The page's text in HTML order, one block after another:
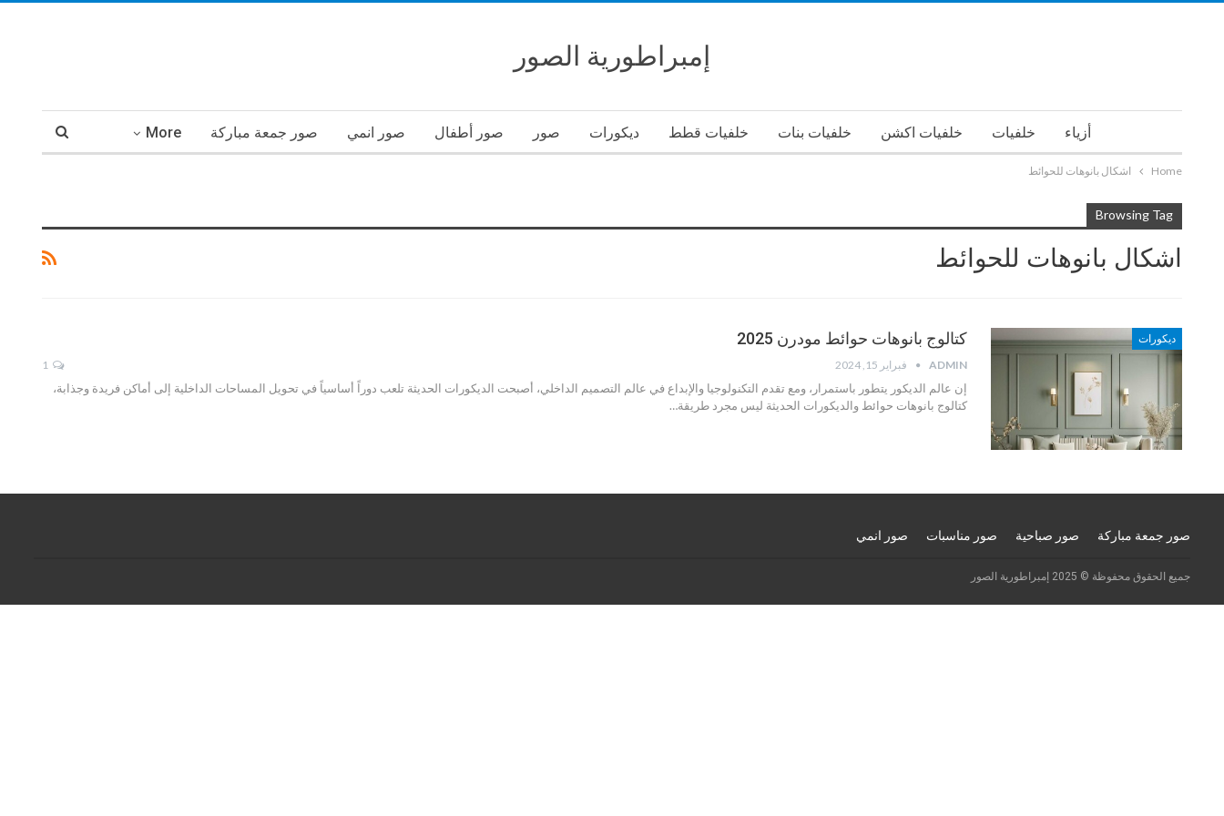
إمبراطورية الصور
أزياء خلفيات خلفيات اكشن خلفيات بنات خلفيات قطط ديكورات صور صور أطفال صور انمي صور جمعة مباركة More
Home اشكال بانوهات للحوائط
Browsing Tag
اشكال بانوهات للحوائط
ديكورات كتالوج بانوهات حوائط مودرن 2025
ADMIN فبراير 15, 2024
إن عالم الديكور يتطور باستمرار، ومع تقدم التكنولوجيا والإبداع في عالم التصميم الداخلي، أصبحت الديكورات الحديثة تلعب دوراً أساسياً في تحويل المساحات الداخلية إلى أماكن فريدة وجذابة،
كتالوج بانوهات حوائط والديكورات الحديثة ليس مجرد طريقة…
صور جمعة مباركة صور صباحية صور مناسبات صور انمي
جميع الحقوق محفوظة © 2025 إمبراطورية الصور